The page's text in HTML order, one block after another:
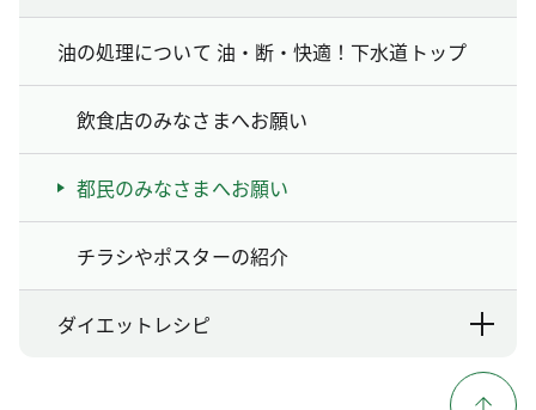
油の処理について 油・断・快適！下水道トップ
飲食店のみなさまへお願い
都民のみなさまへお願い
チラシやポスターの紹介
ダイエットレシピ